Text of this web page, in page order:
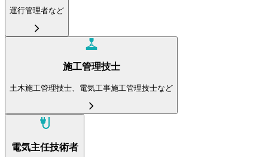
運行管理者など
施工管理技士
土木施工管理技士、電気工事施工管理技士など
電気主任技術者